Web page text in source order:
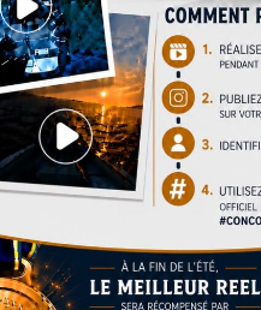
station balnéaire
Paiement sécurisé